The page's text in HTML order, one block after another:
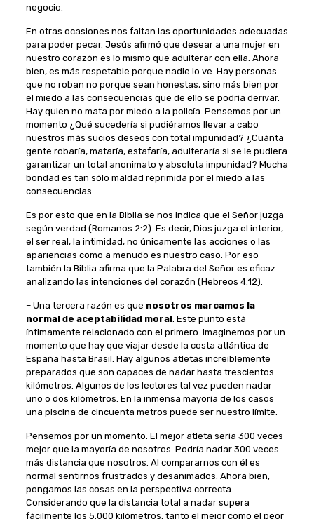
negocio.
En otras ocasiones nos faltan las oportunidades adecuadas
para poder pecar. Jesús afirmó que desear a una mujer en
nuestro corazón es lo mismo que adulterar con ella. Ahora
bien, es más respetable porque nadie lo ve. Hay personas
que no roban no porque sean honestas, sino más bien por
el miedo a las consecuencias que de ello se podría derivar.
Hay quien no mata por miedo a la policía. Pensemos por un
momento ¿Qué sucedería si pudiéramos llevar a cabo
nuestros más sucios deseos con total impunidad? ¿Cuánta
gente robaría, mataría, estafaría, adulteraría si se le pudiera
garantizar un total anonimato y absoluta impunidad? Mucha
bondad es tan sólo maldad reprimida por el miedo a las
consecuencias.
Es por esto que en la Biblia se nos indica que el Señor juzga
según verdad (Romanos 2:2). Es decir, Dios juzga el interior,
el ser real, la intimidad, no únicamente las acciones o las
apariencias como a menudo es nuestro caso. Por eso
también la Biblia afirma que la Palabra del Señor es eficaz
analizando las intenciones del corazón (Hebreos 4:12).
– Una tercera razón es que nosotros marcamos la
normal de aceptabilidad moral. Este punto está
íntimamente relacionado con el primero. Imaginemos por un
momento que hay que viajar desde la costa atlántica de
España hasta Brasil. Hay algunos atletas increíblemente
preparados que son capaces de nadar hasta trescientos
kilómetros. Algunos de los lectores tal vez pueden nadar
uno o dos kilómetros. En la inmensa mayoría de los casos
una piscina de cincuenta metros puede ser nuestro límite.
Pensemos por un momento. El mejor atleta sería 300 veces
mejor que la mayoría de nosotros. Podría nadar 300 veces
más distancia que nosotros. Al compararnos con él es
normal sentirnos frustrados y desanimados. Ahora bien,
pongamos las cosas en la perspectiva correcta.
Considerando que la distancia total a nadar supera
fácilmente los 5.000 kilómetros, tanto el mejor como el peor